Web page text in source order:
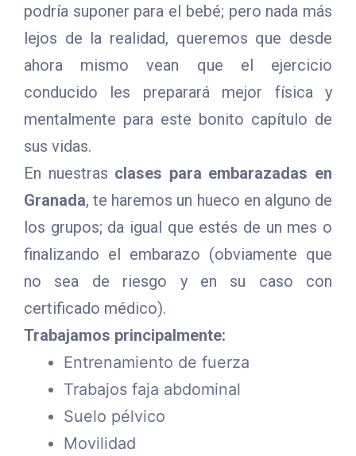
podría suponer para el bebé; pero nada más
lejos de la realidad, queremos que desde
ahora mismo vean que el ejercicio
conducido les preparará mejor física y
mentalmente para este bonito capítulo de
sus vidas.
En nuestras clases para embarazadas en
Granada, te haremos un hueco en alguno de
los grupos; da igual que estés de un mes o
finalizando el embarazo (obviamente que
no sea de riesgo y en su caso con
certificado médico).
Trabajamos principalmente:
Entrenamiento de fuerza
Trabajos faja abdominal
Suelo pélvico
Movilidad